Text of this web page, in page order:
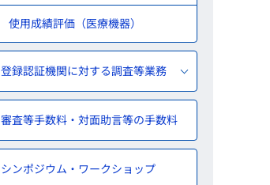
使用成績評価（医療機器）
登録認証機関に対する調査等業務
審査等手数料・対面助言等の手数料
シンポジウム・ワークショップ